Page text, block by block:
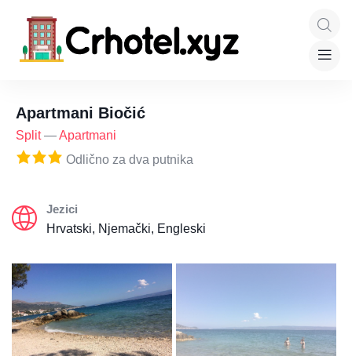
Apartmani Biočić
Split—Apartmani
Odlično za dva putnika
Jezici
Hrvatski, Njemački, Engleski